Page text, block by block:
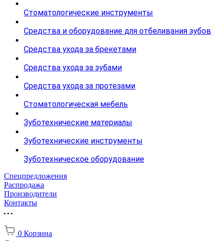
Стоматологические инструменты
Средства и оборудование для отбеливания зубов
Средства ухода за брекетами
Средства ухода за зубами
Средства ухода за протезами
Стоматологическая мебель
Зуботехнические материалы
Зуботехнические инструменты
Зуботехническое оборудование
Спецпредложения
Распродажа
Производители
Контакты
0 Корзина